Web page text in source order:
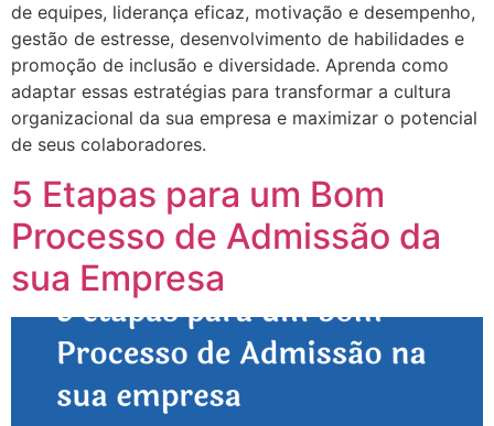
de equipes, liderança eficaz, motivação e desempenho,
gestão de estresse, desenvolvimento de habilidades e
promoção de inclusão e diversidade. Aprenda como
adaptar essas estratégias para transformar a cultura
organizacional da sua empresa e maximizar o potencial
de seus colaboradores.
5 Etapas para um Bom
Processo de Admissão da
sua Empresa